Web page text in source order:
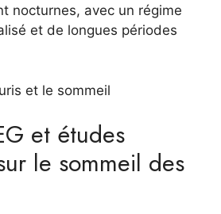
nocturnes, avec un régime
et de longues périodes
et études
le sommeil des